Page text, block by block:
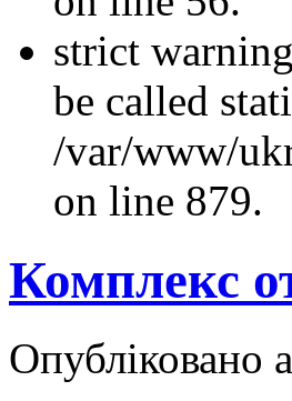
strict
be called
/var/www/
on line 879.
Комплекс
Опубліковано